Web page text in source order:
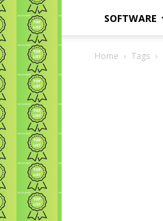
SOFTWARE
Home Tags